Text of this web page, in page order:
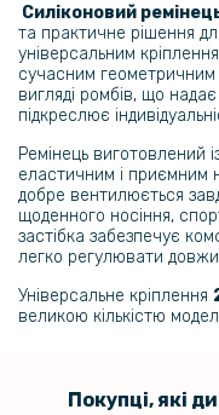
Силіконовий
та практичне рішення
універсальним
сучасним
вигляді ромбів, що
підкреслює
Ремінець виготовлений
еластичним і приємним
добре вентилюється
щоденного носіння,
застібка забезпечує
легко регулювати
Універсальне кріплення
великою кількістю
Покупці, які